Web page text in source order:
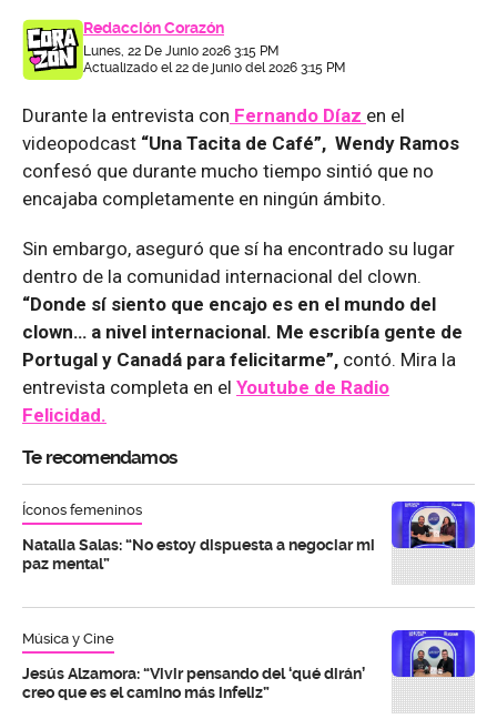
Redacción Corazón
Lunes, 22 De Junio 2026 3:15 PM
Actualizado el 22 de junio del 2026 3:15 PM
Durante la entrevista con Fernando Díaz en el
videopodcast “Una Tacita de Café”, Wendy Ramos
confesó que durante mucho tiempo sintió que no
encajaba completamente en ningún ámbito.
Sin embargo, aseguró que sí ha encontrado su lugar
dentro de la comunidad internacional del clown.
“Donde sí siento que encajo es en el mundo del
clown… a nivel internacional. Me escribía gente de
Portugal y Canadá para felicitarme”, contó. Mira la
entrevista completa en el Youtube de Radio
Felicidad.
Te recomendamos
Íconos femeninos
Natalia Salas: “No estoy dispuesta a negociar mi
paz mental”
Música y Cine
Jesús Alzamora: “Vivir pensando del ‘qué dirán’
creo que es el camino más infeliz”